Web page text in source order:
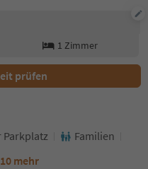
1 Zimmer
prüfen
Parkplatz
Familien
mehr